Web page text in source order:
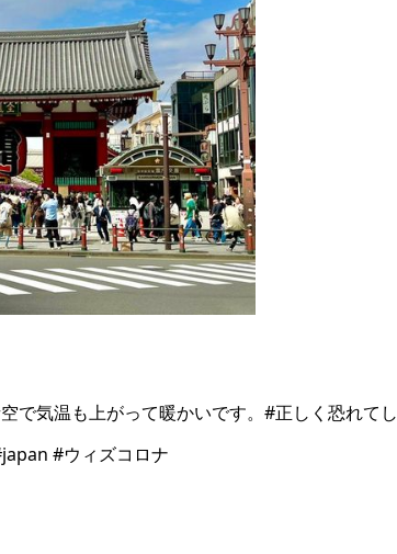
で気温も上がって暖かいです。#正しく恐れてし
#ウィズコロナ